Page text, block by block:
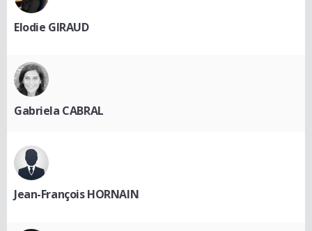
Elodie GIRAUD
Gabriela CABRAL
Jean-François HORNAIN